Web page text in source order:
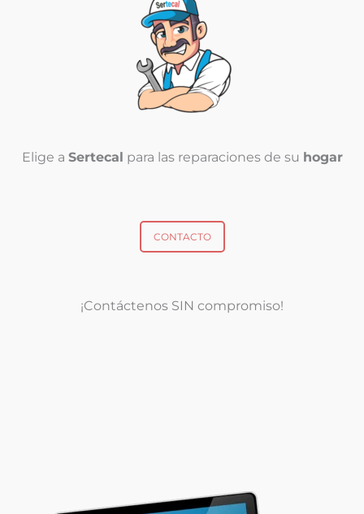
Elige a Sertecal para las reparaciones de su hogar
CONTACTO
¡Contáctenos SIN compromiso!